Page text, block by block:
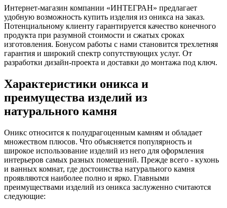
Интернет-магазин компании «ИНТЕГРАН» предлагает
удобную возможность купить изделия из оникса на заказ.
Потенциальному клиенту гарантируется качество конечного
продукта при разумной стоимости и сжатых сроках
изготовления. Бонусом работы с нами становится трехлетняя
гарантия и широкий спектр сопутствующих услуг. От
разработки дизайн-проекта и доставки до монтажа под ключ.
Характеристики оникса и
преимущества изделий из
натурального камня
Оникс относится к полудрагоценным камням и обладает
множеством плюсов. Что объясняется популярность и
широкое использование изделий из него для оформления
интерьеров самых разных помещений. Прежде всего - кухонь
и ванных комнат, где достоинства натурального камня
проявляются наиболее полно и ярко. Главными
преимуществами изделий из оникса заслуженно считаются
следующие: